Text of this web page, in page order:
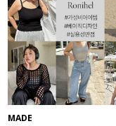
원피스
니트
수영복
아우터
MADE